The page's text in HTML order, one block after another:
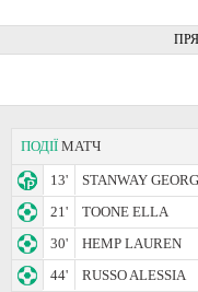
ПОДІЇ МАТЧ
13'
STANWAY
21'
TOONE ELLA
30'
HEMP LAUREN
44'
RUSSO ALESSIA